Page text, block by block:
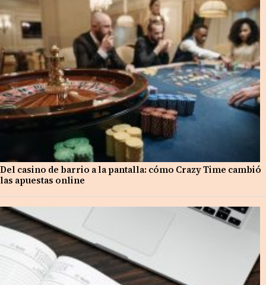
Del casino de barrio a la pantalla: cómo Crazy Time cambió
las apuestas online